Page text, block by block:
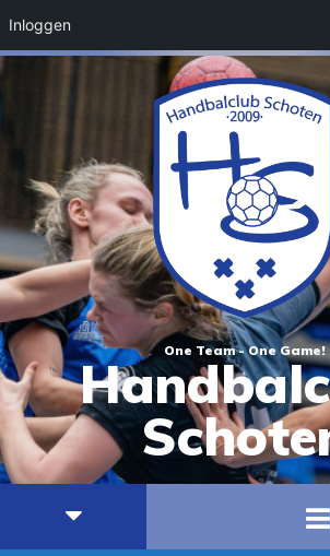
One Team - One Game!
Inloggen